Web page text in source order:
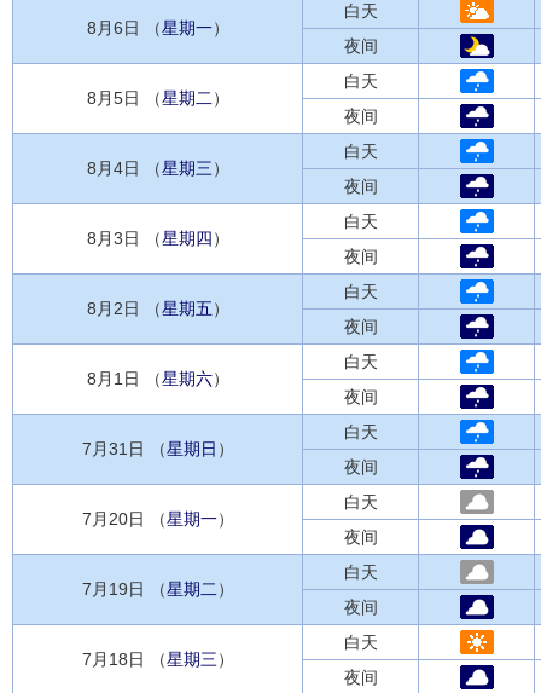
8月6日 （星期一）
白天
夜间
8月5日 （星期二 ）
白天
夜间
8月4日 （星期三）
白天
夜间
8月3日 （星期四）
白天
夜间
8月2日 （星期五）
白天
夜间
8月1日 （星期六）
白天
夜间
7月31日 （星期日 ）
白天
夜间
7月20日 （星期一）
白天
夜间
7月19日 （星期二 ）
白天
夜间
7月18日 （星期三）
白天
夜间